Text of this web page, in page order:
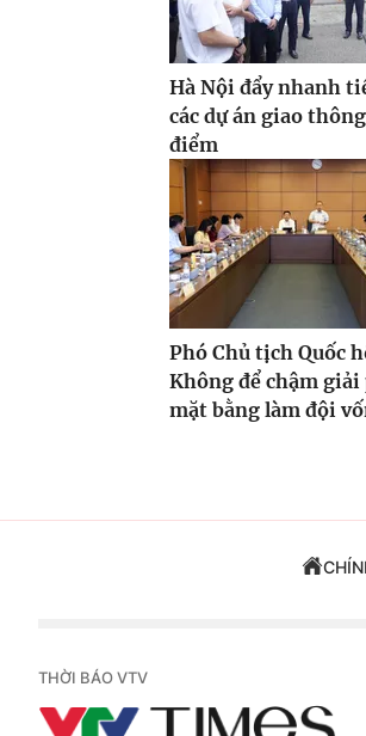
Hà Nội đẩy nhanh
các dự án giao
điểm
Phó Chủ tịch Quốc
Không để chậm giải
mặt bằng làm đội
THỜI BÁO VTV